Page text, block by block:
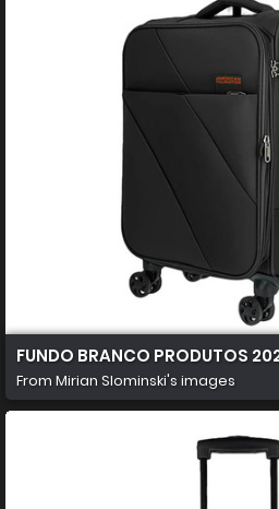
FUNDO BRANCO PRODUTOS
From Mirian Slominski's images